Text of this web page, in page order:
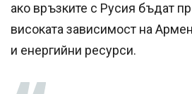
ако връзките с Русия бъдат
високата зависимост на
и енергийни ресурси.